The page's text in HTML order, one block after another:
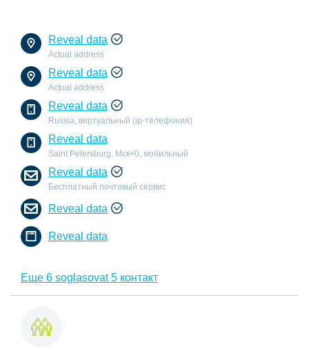
Reveal data
Actual address
Reveal data
Actual address
Reveal data
Russia, виртуальный (ip-телефония)
Reveal data
Saint Petersburg, Мск+0, мобильный
Reveal data
Бесплатный почтовый сервис
Reveal data
Reveal data
Еще 6 soglasovat 5 контакт